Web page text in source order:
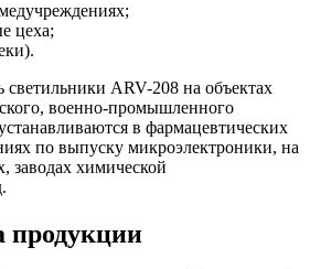
цеха;
светильники ARV-208 на объектах
военно-промышленного
в фармацевтических
по выпуску микроэлектроники, на
заводах химической
продукции